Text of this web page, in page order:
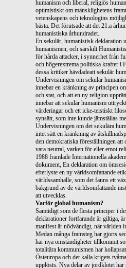
humanism och liberal, religiös
optimistiskt om mänsklighetens
vetenskapens och teknologins
bästa. Det förutsade att det 21:a
humanistiska århundradet.
En sekulär, humanistisk deklaration
humanismen, och särskilt
för hårda attacker, i synnerhet från
och högerextrema politiska krafter i
dessa kritiker hävdadeatt sekulär
Undervisningen om sekulär
innebar en kränkning av principen
och stat, och att en ny religion
innebar att sekulär humanism
värderingar och ett icke-teistiskt
synsätt, som inte kunde jämställas
Undervisningen om det sekulära
intet sätt en kränkning av
den demokratiska föreställningen att
vara neutral, varken för eller emot
1988 framlade Internationella
dokument, En deklaration om
efterlyste en ny världsomfattande
världssamhälle, som det fanns ett
bakgrund av de världsomfattande
att utvecklas.
Varför global humanism?
Samtidigt som de flesta principer i
deklarationer fortfarande är giltiga,
manifest är nödvändigt, när världen
Medan många framsteg har gjorts
har nya omständigheter tillkommit
totalitära kommunismen har
Östeuropa och det kalla krigets
upplösts. Nya delar av jordklotet har